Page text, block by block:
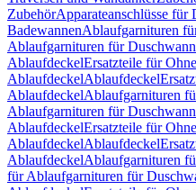
ZubehörApparateanschlüsse für
BadewannenAblaufgarnituren
Ablaufgarnituren für
AblaufdeckelErsatzteile für Ohne
AblaufdeckelAblaufdeckel
AblaufdeckelAblaufgarnituren
Ablaufgarnituren für
AblaufdeckelErsatzteile für Ohne
AblaufdeckelAblaufdeckel
AblaufdeckelAblaufgarnituren
für Ablaufgarnituren für